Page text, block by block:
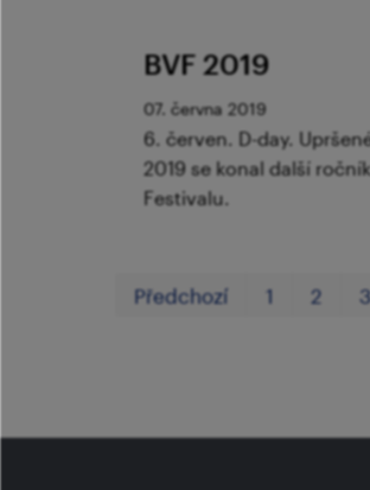
BVF 2019
07. června 2019
6. červen. D-day.
2019 se konal další
Festivalu.
Předchozí 1 2 3